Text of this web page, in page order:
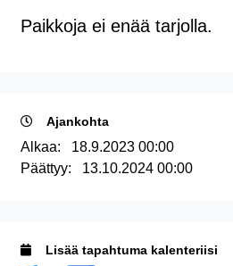
Paikkoja ei enää tarjolla.
Ajankohta
Alkaa: 18.9.2023 00:00
Päättyy: 13.10.2024 00:00
Lisää tapahtuma kalenteriisi